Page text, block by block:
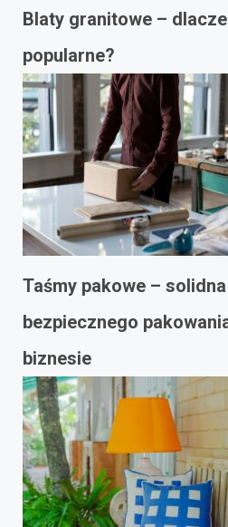
Blaty granitowe –
popularne?
Taśmy pakowe –
bezpiecznego
biznesie